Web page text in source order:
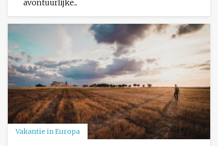
avontuurlijke...
Vakantie in Europa